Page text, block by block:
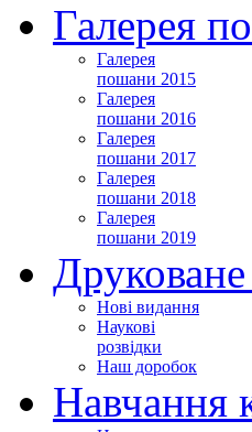
Галерея
Галерея
пошани 2015
Галерея
пошани 2016
Галерея
пошани 2017
Галерея
пошани 2018
Галерея
пошани 2019
Нові видання
Наукові
розвідки
Наш доробок
Навчання